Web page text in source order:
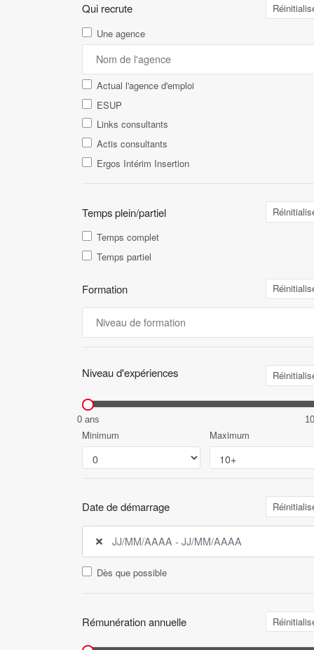
Qui recrute
Une agence
Actual l'agence d'emploi
ESUP
Links consultants
Actis consultants
Ergos Intérim Insertion
Temps plein/partiel
Temps complet
Temps partiel
Formation
Niveau d'expériences
0 ans
Minimum Maximum
Date de démarrage
Dès que possible
Rémunération annuelle